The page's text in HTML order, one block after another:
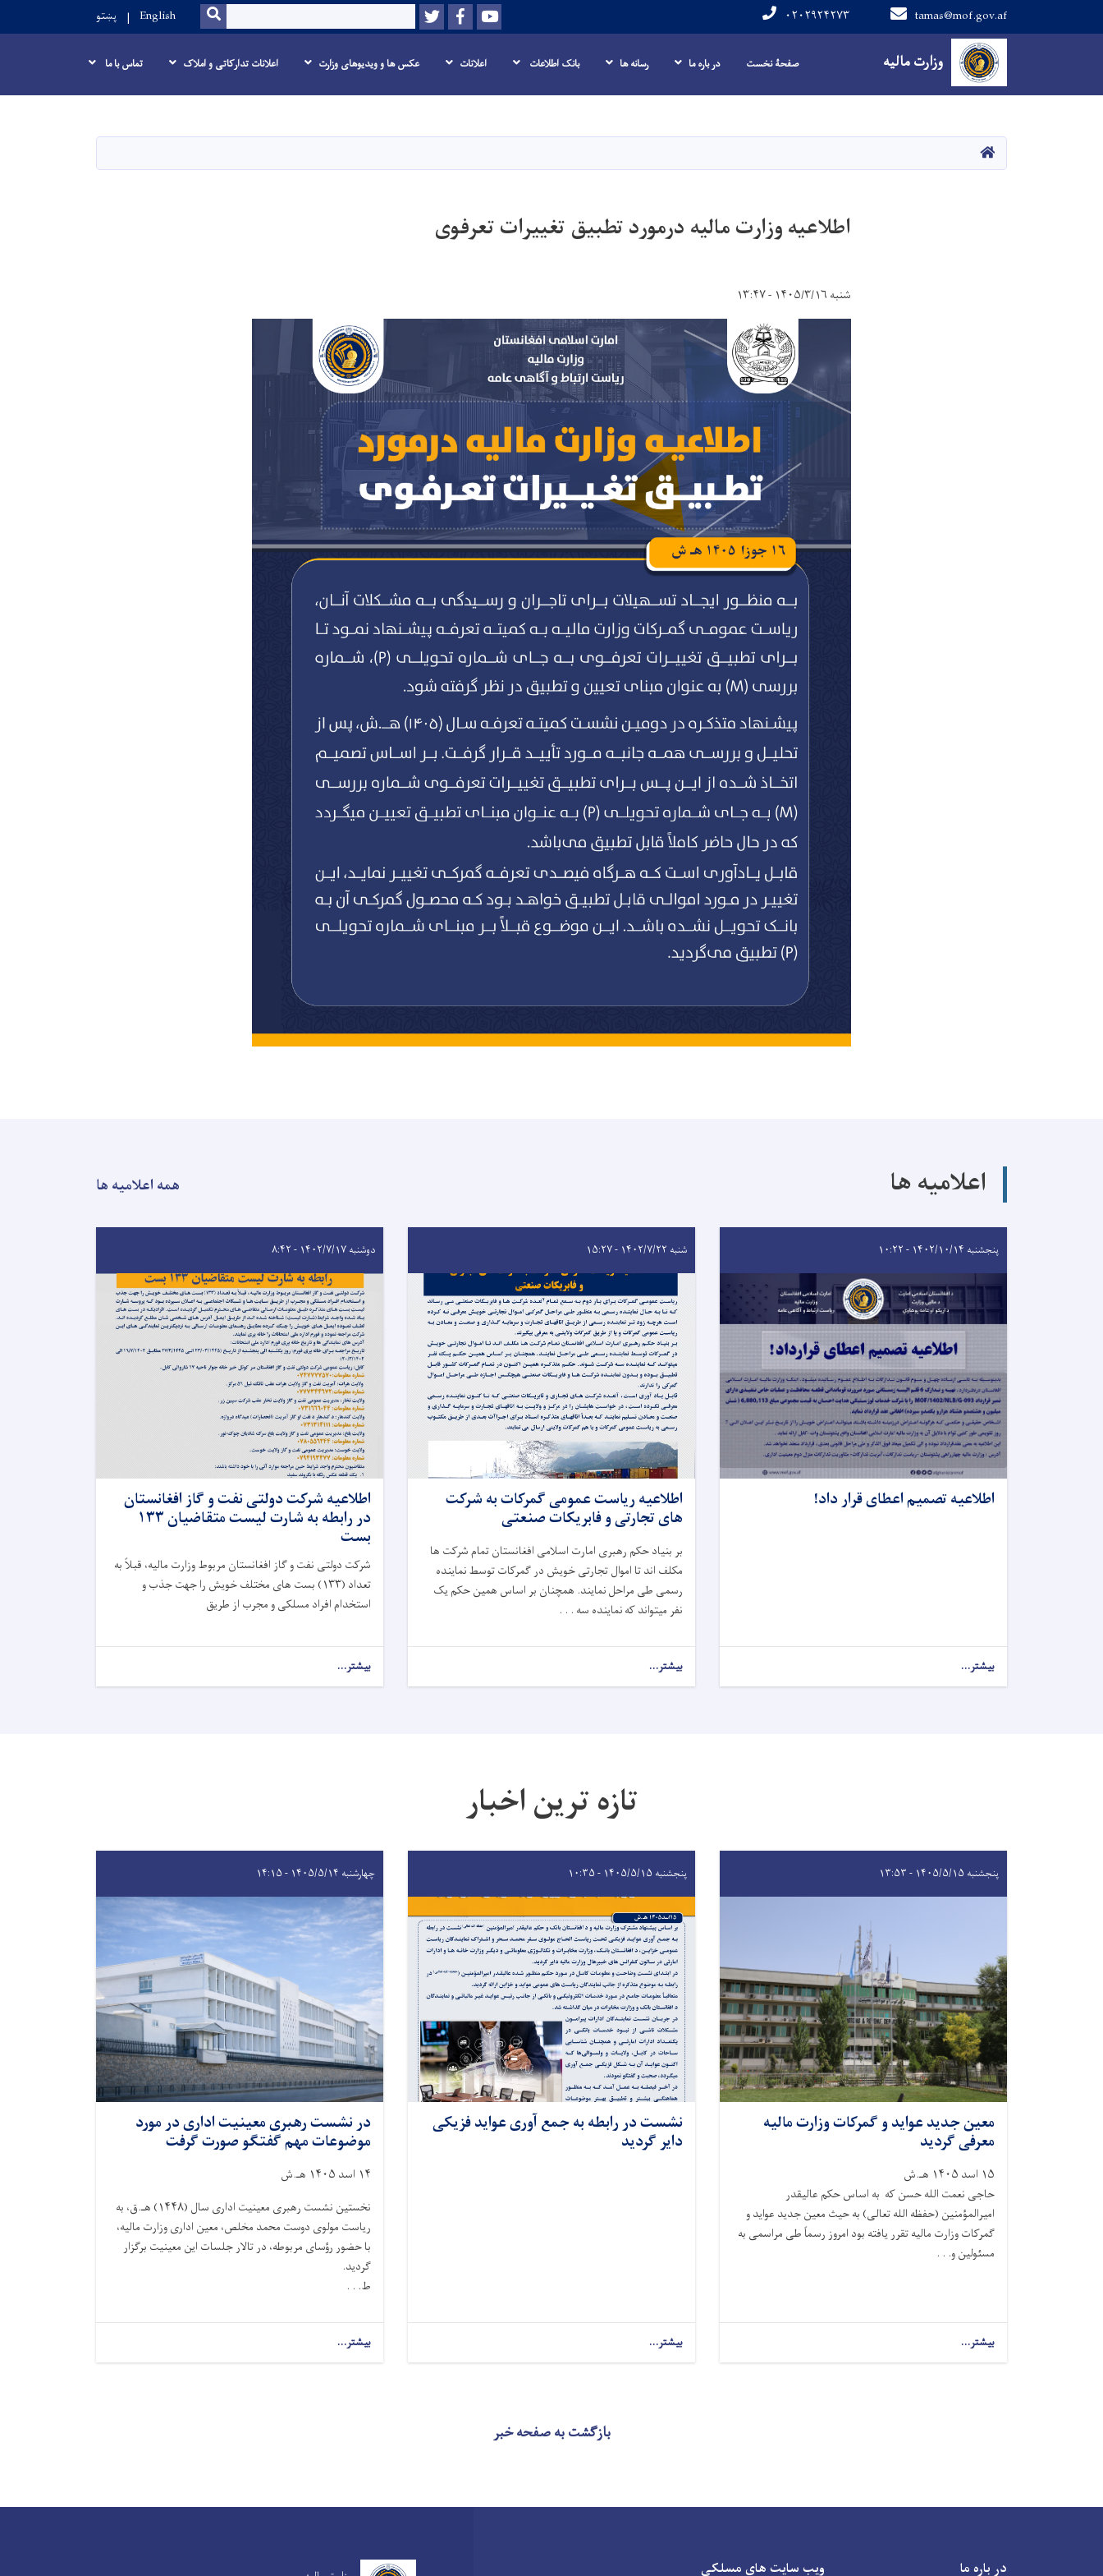
content
وزارت مالیه
tamas@mof.gov.af ۰۲۰۲۹۲۴۲۷۳ Youtube
Facebook
Twitter
Search
SEARCH
English پښتو
Main navigation
صفحۀ نخست در باره ما رسانه ها بانک اطلاعات اعلانات عکس ها و ویدیوهای وزارت اعلانات تدارکاتی و املاک تماس با ما
صفحه اصلی
اطلاعیه وزارت مالیه درمورد تطبیق تغییرات تعرفوی
شنبه ۱۴۰۵/۳/۱۶ - ۱۳:۴۷
اعلامیه ها همه اعلامیه ها
پنجشنبه ۱۴۰۲/۱۰/۱۴ - ۱۰:۲۲
اطلاعیه تصمیم اعطای قرار داد!
بیشتر...
شنبه ۱۴۰۲/۷/۲۲ - ۱۵:۲۷
اطلاعیه ریاست عمومی گمرکات به شرکت
های تجارتی و فابریکات صنعتی
بر بنیاد حکم رهبری امارت اسلامی افغانستان تمام شرکت ها
مکلف اند تا اموال تجارتی خویش در گمرکات توسط نماینده
رسمی طی مراحل نمایند. همچنان بر اساس همین حکم یک
نفر میتواند که نماینده سه . . .
بیشتر...
دوشنبه ۱۴۰۲/۷/۱۷ - ۸:۴۲
اطلاعیه شرکت دولتی نفت و گاز افغانستان
در رابطه به شارت لیست متقاضیان ۱۳۳
بست
شرکت دولتی نفت و گاز افغانستان مربوط وزارت مالیه، قبلاً به
تعداد (۱۳۳) بست های مختلف خویش را جهت جذب و
استخدام افراد مسلکی و مجرب از طریق
بیشتر...
تازه ترین اخبار
پنجشنبه ۱۴۰۵/۵/۱۵ - ۱۳:۵۳
معین جدید عواید و گمرکات وزارت مالیه
معرفی گردید
۱۵ اسد ۱۴۰۵ هـ.ش
حاجی نعمت الله حسن که به اساس حکم عالیقدر
امیرالمؤمنین (حفظه الله تعالی) به حیث معین جدید عواید و
گمرکات وزارت مالیه تقرر یافته بود امروز رسماً طی مراسمی به
مسئولین و. . .
بیشتر...
پنجشنبه ۱۴۰۵/۵/۱۵ - ۱۰:۳۵
نشست در رابطه به جمع آوری عواید فزیکی
دایر گردید
بیشتر...
چهارشنبه ۱۴۰۵/۵/۱۴ - ۱۴:۱۵
در نشست رهبری معینیت اداری در مورد
موضوعات مهم گفتگو صورت گرفت
۱۴ اسد ۱۴۰۵ هـ.ش
نخستین نشست رهبری معینیت اداری سال (۱۴۴۸) هـ.ق، به
ریاست مولوی دوست‌ محمد مخلص، معین اداری وزارت مالیه،
با حضور رؤسای مربوطه، در تالار جلسات این معینیت برگزار
گردید.
ط. . .
بیشتر...
بازگشت به صفحه خبر
در باره ما ویب سایت های مسلکی